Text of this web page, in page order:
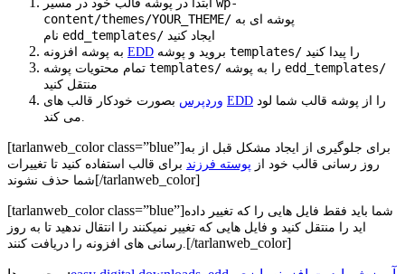
content/themes/YOUR_THEME/
edd_templates/ ایجاد کنید
EDD templates/ را پیدا کنید
templates/ edd_templates/
منتقل کنید
وردپرس EDD
می کند.
[tarlanweb_color class=”blue”]برای جلوگیری از ایجاد مشکل قبل از به
روز رسانی قالب خود از پوسته فرزند برای قالب استفاده کنید تا تغییرات
شما حذف نشوند[/tarlanweb_color]
[tarlanweb_color class=”blue”]شما باید فقط فایل هایی را که تغییر داده
اید را منتقل کنید و فایل هایی که تغییر نمیکنند را انتقال ندهید تا به روز
رسانی های افزونه را دریافت کنند.[/tarlanweb_color]